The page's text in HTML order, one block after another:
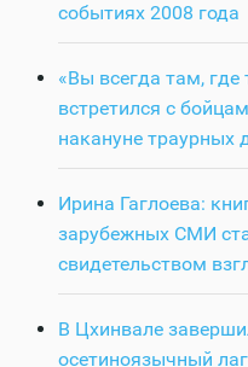
событиях 2008 года
«Вы всегда там, где
встретился с
накануне траурных
Ирина Гаглоева:
зарубежных СМИ
свидетельством
В Цхинвале
осетиноязычный